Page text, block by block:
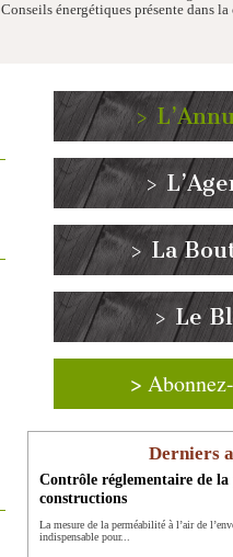
énergétiques présente dans
>
>
> La
> Le
>
Derniers
Contrôle réglementaire de
constructions
La mesure de la perméabilité à l’air de
indispensable pour...